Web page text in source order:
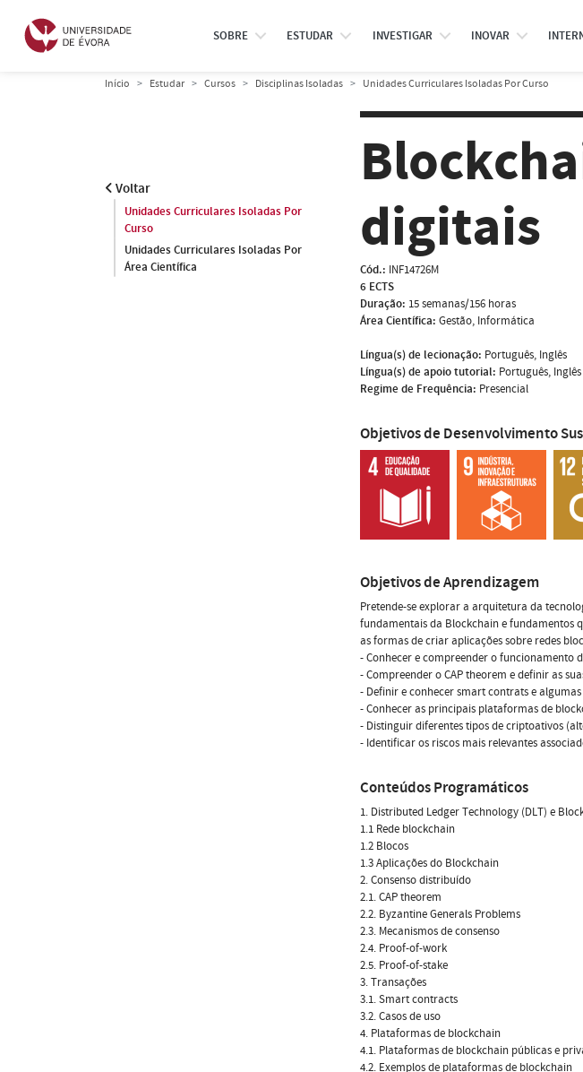
SOBRE ESTUDAR INVESTIGAR INOVAR
Início Estudar Cursos Disciplinas Isoladas Unidades Curriculares Isoladas Por Curso
Voltar
Unidades Curriculares Isoladas Por
Curso
Unidades Curriculares Isoladas Por
Área Científica
digitais
Cód.: INF14726M
6 ECTS
Duração: 15 semanas/156 horas
Área Científica: Gestão, Informática
Língua(s) de lecionação: Português, Inglês
Língua(s) de apoio tutorial: Português, Inglês
Regime de Frequência: Presencial
Objetivos de Desenvolvimento
Objetivos de Aprendizagem
Pretende-se explorar a arquitetura da
fundamentais da Blockchain e fundamentos
as formas de criar aplicações sobre redes
- Conhecer e compreender o funcionamento
- Compreender o CAP theorem e definir as
- Definir e conhecer smart contrats e algumas
- Conhecer as principais plataformas de
- Distinguir diferentes tipos de criptoativos
- Identificar os riscos mais relevantes
Conteúdos Programáticos
1. Distributed Ledger Technology (DLT) e
1.1 Rede blockchain
1.2 Blocos
1.3 Aplicações do Blockchain
2. Consenso distribuído
2.1. CAP theorem
2.2. Byzantine Generals Problems
2.3. Mecanismos de consenso
2.4. Proof-of-work
2.5. Proof-of-stake
3. Transações
3.1. Smart contracts
3.2. Casos de uso
4. Plataformas de blockchain
4.1. Plataformas de blockchain públicas e
4.2. Exemplos de plataformas de blockchain